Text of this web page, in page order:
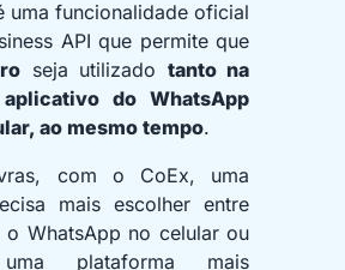
uma funcionalidade oficial
API que permite que
seja utilizado tanto na
do WhatsApp
ao mesmo tempo.
com o CoEx, uma
mais escolher entre
o WhatsApp no celular ou
plataforma mais